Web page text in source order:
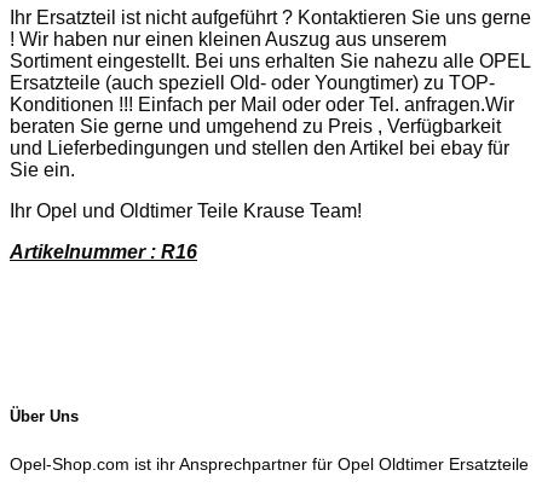
Ihr Ersatzteil ist nicht aufgeführt ? Kontaktieren Sie uns gerne
! Wir haben nur einen kleinen Auszug aus unserem
Sortiment eingestellt. Bei uns erhalten Sie nahezu alle OPEL
Ersatzteile (auch speziell Old- oder Youngtimer) zu TOP-
Konditionen !!! Einfach per Mail oder oder Tel. anfragen.Wir
beraten Sie gerne und umgehend zu Preis , Verfügbarkeit
und Lieferbedingungen und stellen den Artikel bei ebay für
Sie ein.
Ihr Opel und Oldtimer Teile Krause Team!
Artikelnummer : R16
Über Uns
Opel-Shop.com ist ihr Ansprechpartner für Opel Oldtimer Ersatzteile